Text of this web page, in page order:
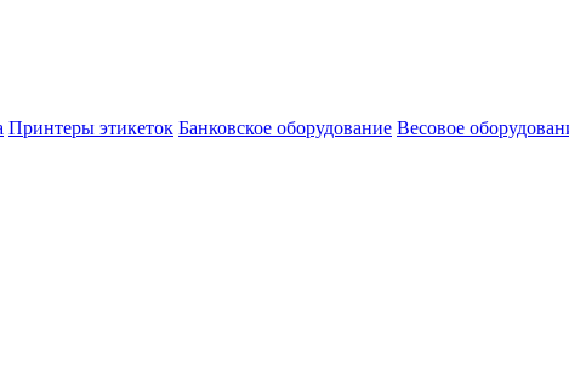
Принтеры этикеток Банковское оборудование Весовое